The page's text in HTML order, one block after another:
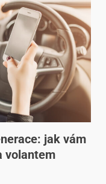
jak vám
volantem